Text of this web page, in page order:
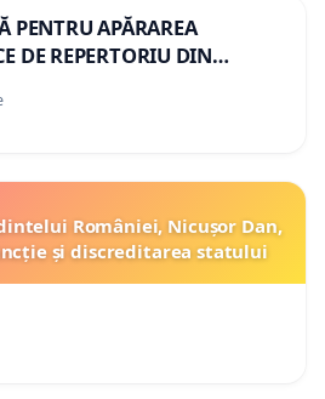
PENTRU APĂRAREA
DE REPERTORIU DIN
României, Nicușor Dan,
și discreditarea statului